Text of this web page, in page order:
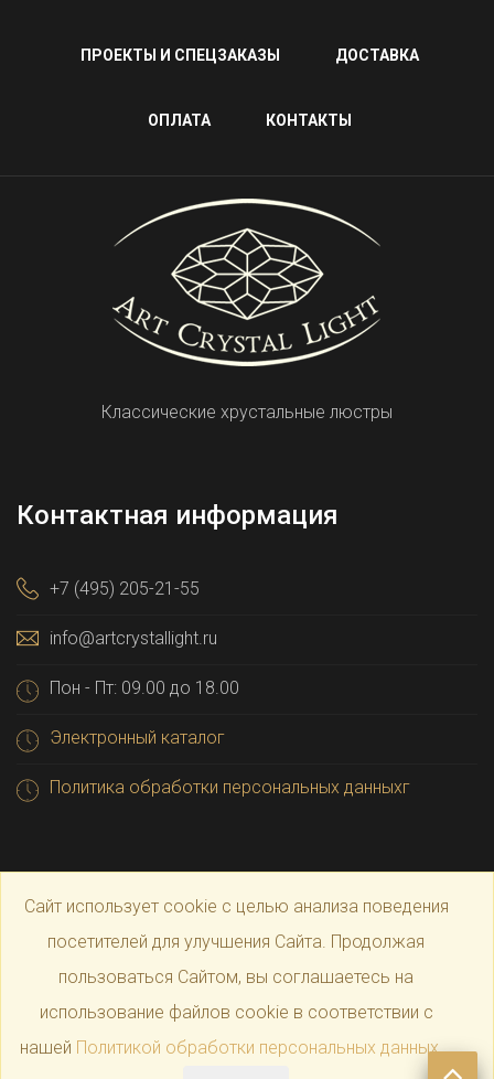
ПРОЕКТЫ И СПЕЦЗАКАЗЫ ДОСТАВКА
ОПЛАТА КОНТАКТЫ
Классические хрустальные люстры
Контактная информация
+7 (495) 205-21-55
info@artcrystallight.ru
Пон - Пт: 09.00 до 18.00
Электронный каталог
Политика обработки персональных данныхг
Crystal Light
Сайт использует cookie с целью анализа поведения
посетителей для улучшения Сайта. Продолжая
пользоваться Сайтом, вы соглашаетесь на
использование файлов cookie в соответствии с
нашей Политикой обработки персональных данных.